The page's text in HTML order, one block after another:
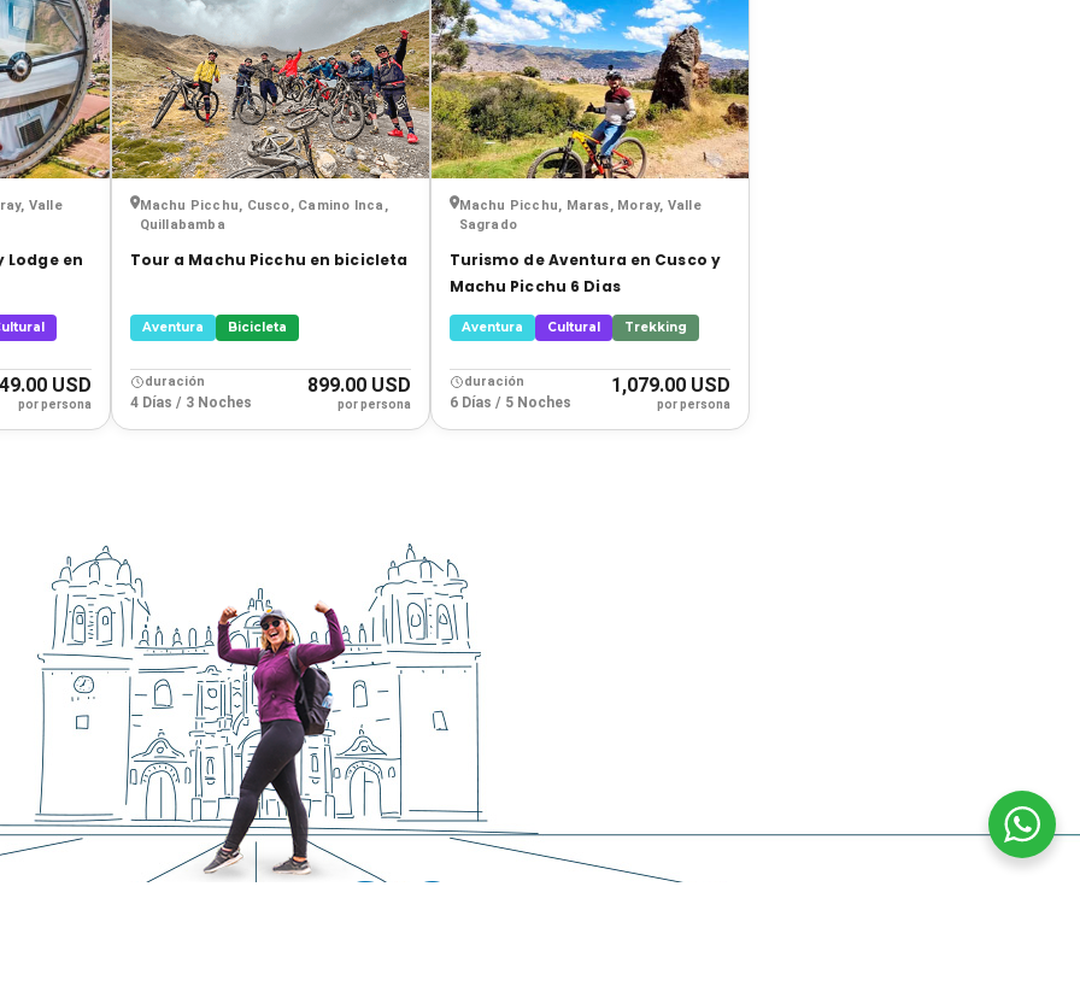
Valle
Lodge en
USD
por persona
Machu Picchu, Cusco, Camino Inca,
Quillabamba
Tour a Machu Picchu en bicicleta
Aventura Bicicleta
duración
4 Días / 3 Noches
899.00 USD
por persona
Machu Picchu, Maras, Moray, Valle
Sagrado
Turismo de Aventura en Cusco y
Machu Picchu 6 Dias
Aventura Cultural Trekking
duración
6 Días / 5 Noches
1,079.00 USD
por persona
FELICES